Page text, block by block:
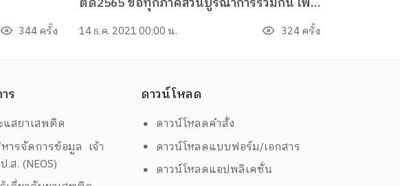
344 ครั้ง
สังคม-ลูกหลานปลอดภัย
14 ธ.ค. 2021 00:00 น. 324 ครั้ง
ร
แสยาเสพติด
ารจัดการข้อมูล เจ้า
ส. (NEOS)
ดาวน์โหลด
ดาวน์โหลดคำสั่ง
ดาวน์โหลดแบบฟอร์ม/เอกสาร
ดาวน์โหลดแอปพลิเคชั่น